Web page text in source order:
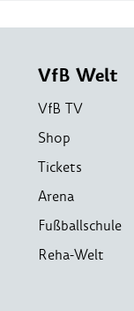
VfB Welt
VfB TV
Shop
Tickets
Arena
Fußballschule
Reha-Welt